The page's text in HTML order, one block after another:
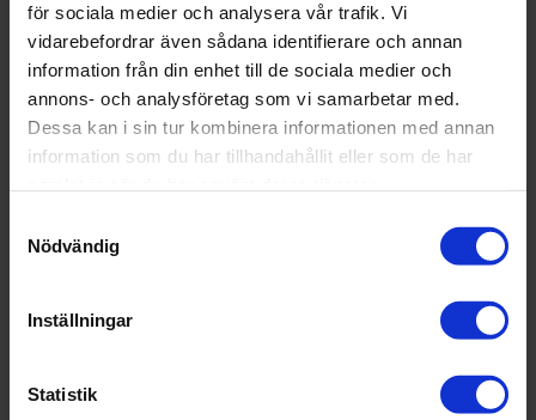
för sociala medier och analysera vår trafik. Vi
vidarebefordrar även sådana identifierare och annan
information från din enhet till de sociala medier och
annons- och analysföretag som vi samarbetar med.
Dessa kan i sin tur kombinera informationen med annan
information som du har tillhandahållit eller som de har
Nödvändig
Inställningar
Statistik
Spara tid
Med vår tjänst för förskurna golv är tiden för att mäta och
minne blott. Dina golv levereras i praktiska mindre delar i
individuella rullar, för enklare hantering. När de har rullats ut
och acklimatiserats, är det bara att torrpassa delarna på
plats, trimma vid behov, och sedan fästa, rulla och svetsa.
Spara avfall – och rädda